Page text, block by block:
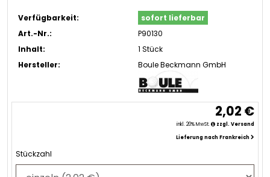
Verfügbarkeit:
sofort lieferbar
Art.-Nr.:
P90130
Inhalt:
1 Stück
Hersteller:
Boule Beckmann GmbH
2,02 €
inkl. 20% MwSt.
zzgl. Versand
Lieferung nach Frankreich
Stückzahl